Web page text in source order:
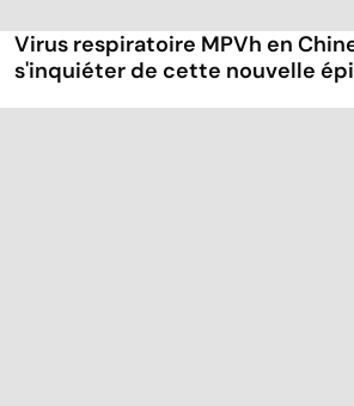
Virus respiratoire MPVh en
s'inquiéter de cette nouvelle